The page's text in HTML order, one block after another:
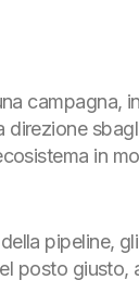
campagna,
in
pipeline,
posto